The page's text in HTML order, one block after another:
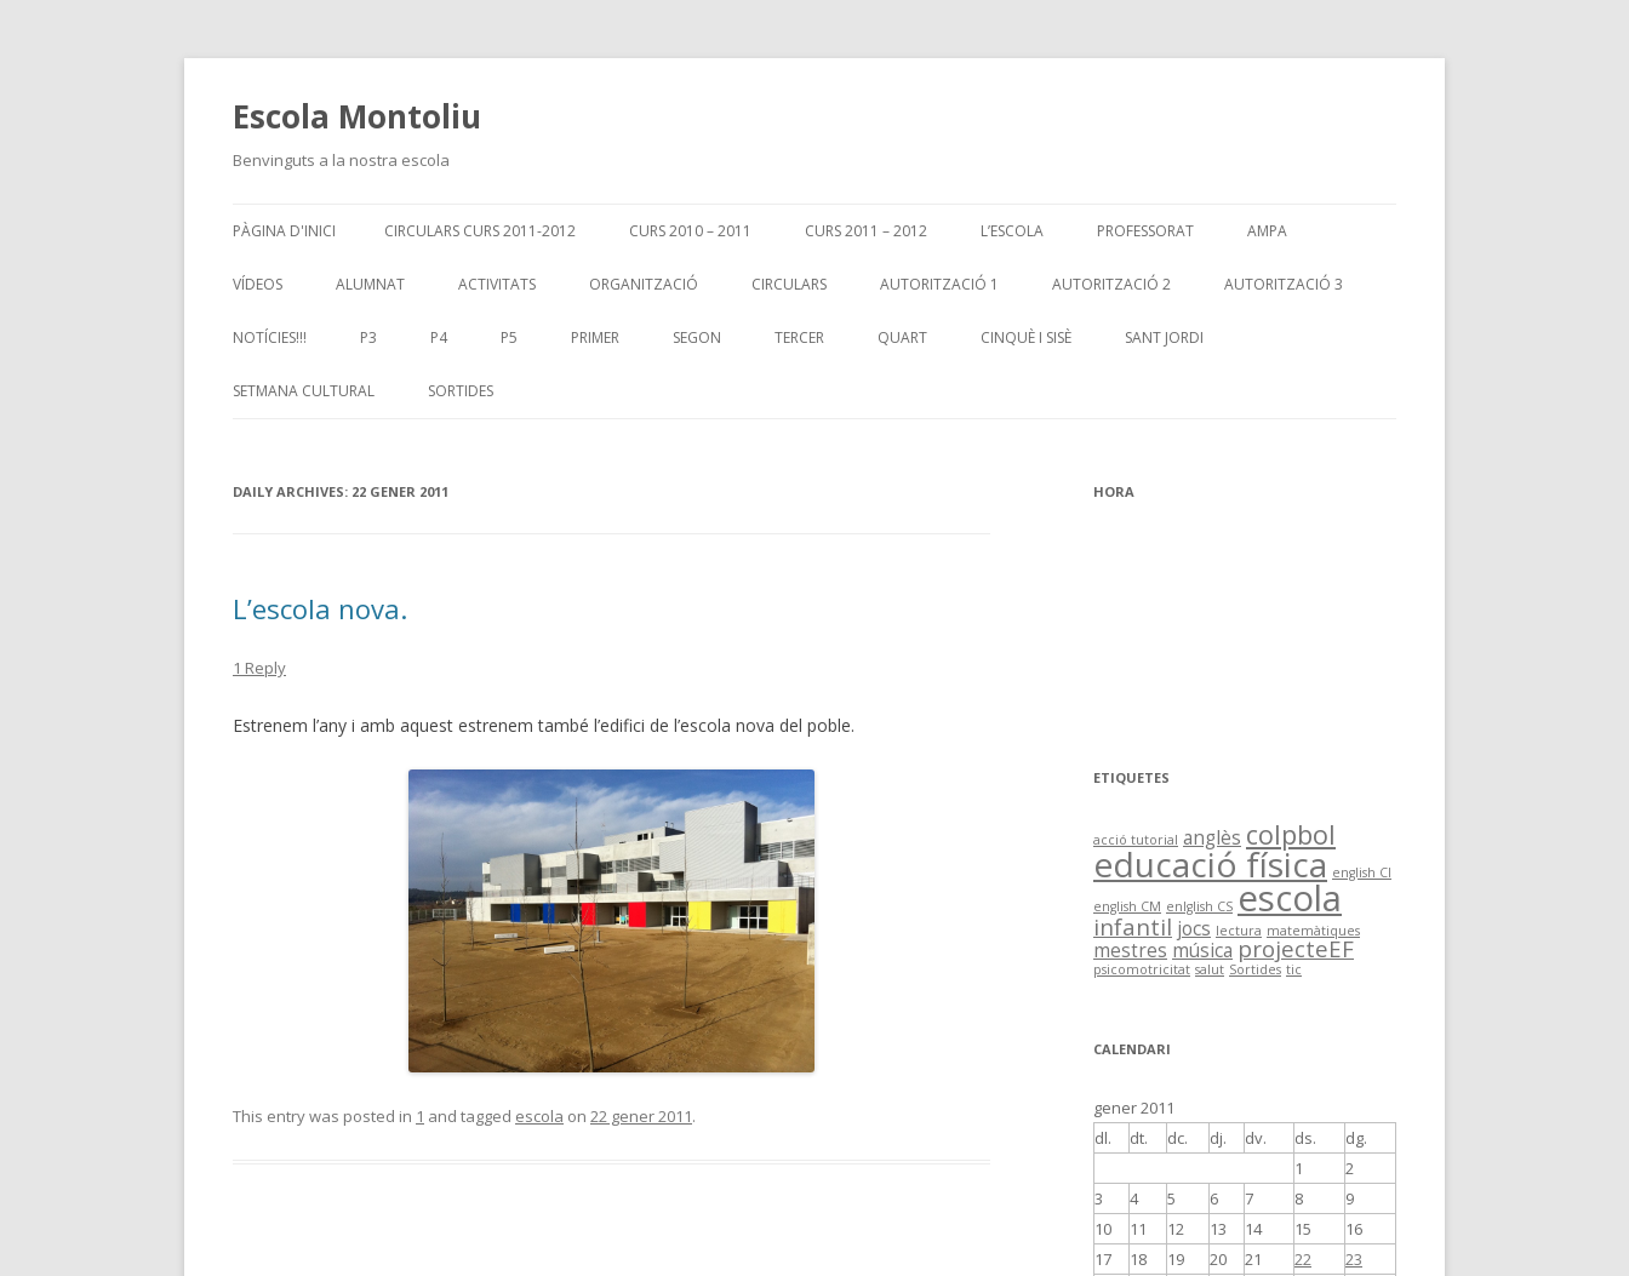
Escola Montoliu
Benvinguts a la nostra escola
to
PÀGINA D'INICI CIRCULARS CURS 2011-2012 CURS 2010 – 2011 CURS 2011 – 2012 L’ESCOLA PROFESSORAT AMPA
VÍDEOS ALUMNAT ACTIVITATS ORGANITZACIÓ CIRCULARS AUTORITZACIÓ 1 AUTORITZACIÓ 2 AUTORITZACIÓ 3
NOTÍCIES!!! P3 P4 P5 PRIMER SEGON TERCER QUART CINQUÈ I SISÈ SANT JORDI
SETMANA CULTURAL SORTIDES
DAILY ARCHIVES: 22 GENER 2011
L’escola nova.
1 Reply
Estrenem l’any i amb aquest estrenem també l’edifici de l’escola nova del poble.
This entry was posted in 1 and tagged escola on 22 gener 2011.
HORA
ETIQUETES
acció tutorial anglès colpbol
educació física english CI
english CM enlglish CS escola
infantil jocs lectura matemàtiques
mestres música projecteEF
psicomotricitat salut Sortides tic
CALENDARI
gener 2011
dl.
dt. dc. dj. dv. ds. dg.
1
2
3
4 5 6 7 8
9
10
11 12 13 14 15
16
17
18 19 20 21 22
23